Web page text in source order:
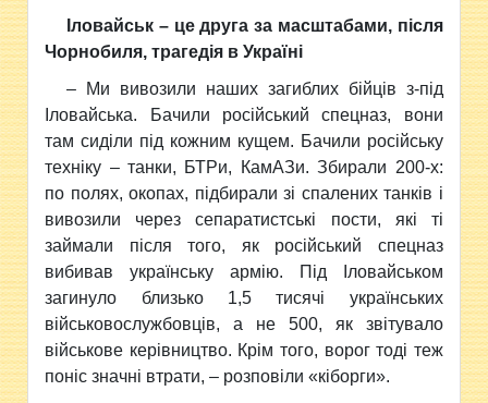
Іловайськ – це другаза масштабами, після
Чорнобиля, трагедія в Україні
–
Ми вивозили наших загиблих бійців з-під
Іловайська. Бачили російський спецназ, вони
там сиділи під кожним кущем. Бачили російську
техніку – танки, БТРи, КамАЗи. Збирали 200-х:
по полях, окопах, підбирали зі спалених танків і
вивозили через сепаратистські пости, які ті
займали після того, як російський спецназ
вибивав українську армію. Під Іловайськом
загинуло близько 1,5 тисячі українських
військовослужбовців, а не 500, як звітувало
військове керівництво. Крім того, ворог тоді теж
поніс значні втрати,– розповіли «кіборги».